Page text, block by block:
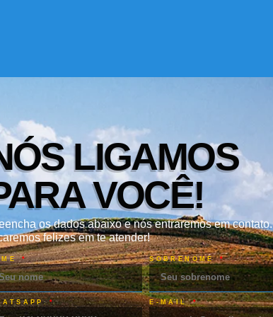
LIGAMOS
VOCÊ!
os dados abaixo e nós entraremos em contato.
felizes em te atender!
SOBRENOME
E-MAIL